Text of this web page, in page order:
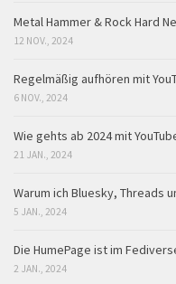
Metal Hammer & Rock Hard
12 NOV., 2024
Regelmäßig aufhören mit
6 NOV., 2024
Wie gehts ab 2024 mit
21 JAN., 2024
Warum ich Bluesky, Threads
5 JAN., 2024
Die HumePage ist im
2 JAN., 2024